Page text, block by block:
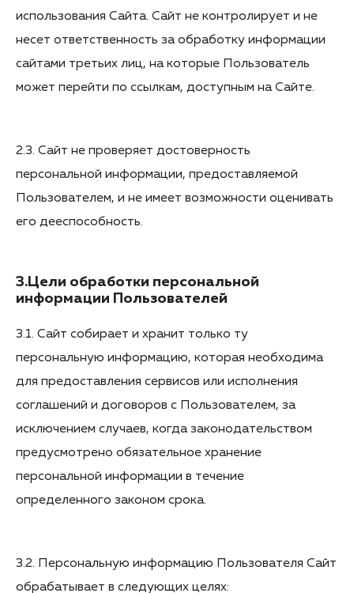
использования Сайта. Сайт не контролирует и не
несет ответственность за обработку информации
сайтами третьих лиц, на которые Пользователь
может перейти по ссылкам, доступным на Сайте.
2.3. Сайт не проверяет достоверность
персональной информации, предоставляемой
Пользователем, и не имеет возможности оценивать
его дееспособность.
3.Цели обработки персональной
информации Пользователей
3.1. Сайт собирает и хранит только ту
персональную информацию, которая необходима
для предоставления сервисов или исполнения
соглашений и договоров с Пользователем, за
исключением случаев, когда законодательством
предусмотрено обязательное хранение
персональной информации в течение
определенного законом срока.
3.2. Персональную информацию Пользователя Сайт
обрабатывает в следующих целях: